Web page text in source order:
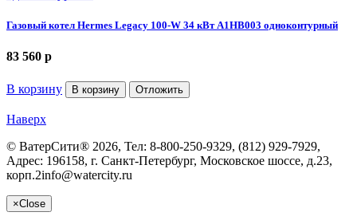
Газовый котел Hermes Legacy 100-W 34 кВт A1HB003 одноконтурный
83 560 p
В корзину В корзину Отложить
Наверх
© ВатерСити® 2026, Тел: 8-800-250-9329, (812) 929-7929,
Адрес: 196158, г. Санкт-Петербург, Московское шоссе, д.23,
корп.2info@watercity.ru
×Close